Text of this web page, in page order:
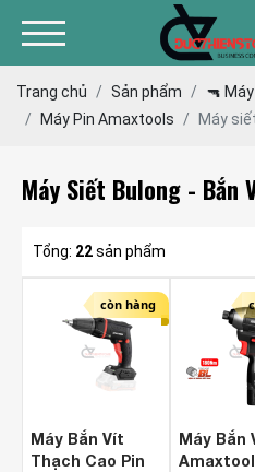
Trang chủ Sản phẩm
🔫
Máy Pin Amaxtools
Máy
Máy Siết Bulong - Bắn
Tổng: 22sản phẩm
còn hàng
Máy Bắn Vít
Thạch Cao Pin
Máy Bắn